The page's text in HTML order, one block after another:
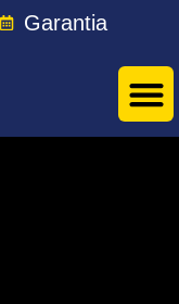
Garantia